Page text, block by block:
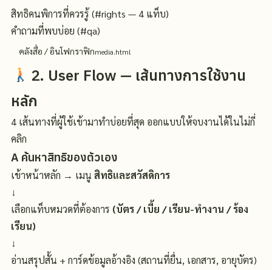
สิทธิคนพิการที่ควรรู้ (#rights — 4 แท็บ)
คำถามที่พบบ่อย (#qa)
คลังสื่อ / อินโฟกราฟิกmedia.html
2. User Flow — เส้นทางการใช้งาน
หลัก
4 เส้นทางที่ผู้ใช้เข้ามาทำบ่อยที่สุด ออกแบบให้จบงานได้ในไม่กี่
คลิก
A ค้นหาสิทธิของตัวเอง
เข้าหน้าหลัก → เมนู สิทธิและสวัสดิการ
↓
เลือกแท็บหมวดที่ต้องการ (บัตร / เบี้ย / เรียน-ทำงาน / ร้อง
เรียน)
↓
อ่านสรุปสั้น + การ์ดข้อมูลอ้างอิง (สถานที่ยื่น, เอกสาร, อายุบัตร)